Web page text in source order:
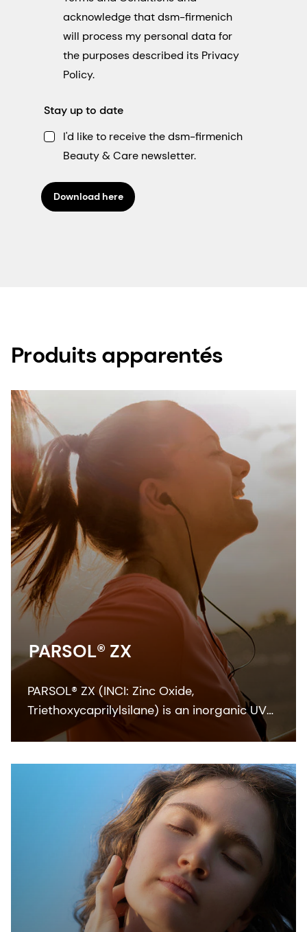
acknowledge that dsm-firmenich
will process my personal data for
the purposes described its Privacy
Policy.
Stay up to date
I'd like to receive the dsm-firmenich
Beauty & Care newsletter.
Download here
Produits apparentés
PARSOL® ZX
PARSOL® ZX (INCI: Zinc Oxide,
Triethoxycaprilylsilane) is an inorganic UV
filter with a broad UVA‐UVB absorption
spectrum. Our grade with a particle size
ensures SPF and best UVA performance.